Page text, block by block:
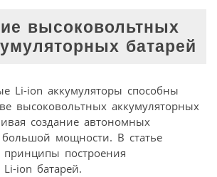
высоковольтных
батарей
Li-ion аккумуляторы способны
высоковольтных аккумуляторных
создание автономных
большой мощности. В статье
принципы построения
ion батарей.